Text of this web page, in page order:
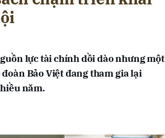
lực tài chính dồi dào nhưng một
Bảo Việt đang tham gia lại
năm.